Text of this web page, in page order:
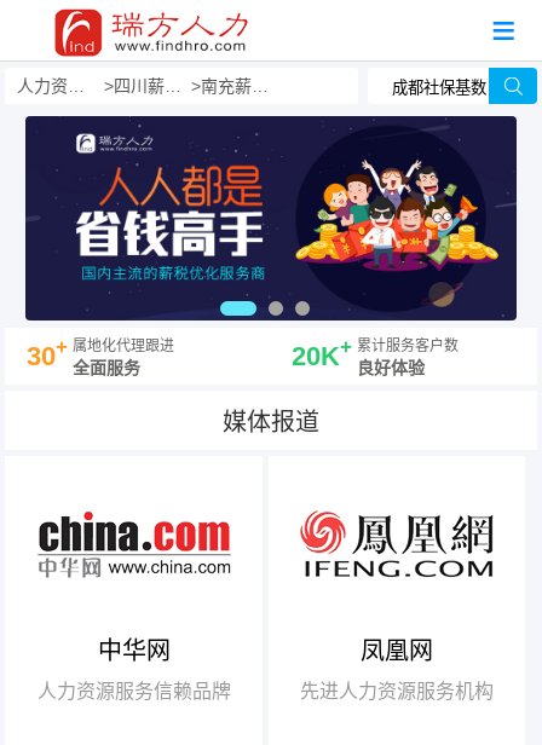
四川薪酬福利外包 南充薪酬福利外包
30+ 属地化代理跟进
全面服务 20K+ 累计服务客户数
良好体验
媒体报道
中华网
人力资源服务信赖品牌
【腾讯】“2018中国互联网
+行业领军企业奖”
【瑞方】“2018中国互联网
凤凰网
先进人力资源服务机构